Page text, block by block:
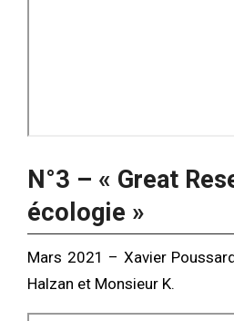
N°3 – « Great
écologie »
Mars 2021 – Xavier
Halzan et Monsieur K.